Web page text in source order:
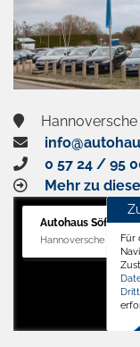
Hannoversche
0 57 24 / 95
Mehr zu
Autohaus Söffker
Hannoversche Str.Für